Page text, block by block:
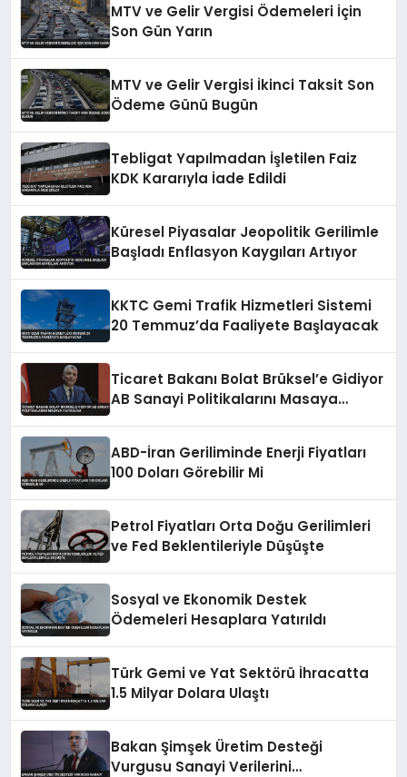
MTV ve Gelir Vergisi Ödemeleri İçin
Son Gün Yarın
MTV ve Gelir Vergisi İkinci Taksit Son
Ödeme Günü Bugün
Tebligat Yapılmadan İşletilen Faiz
KDK Kararıyla İade Edildi
Küresel Piyasalar Jeopolitik Gerilimle
Başladı Enflasyon Kaygıları Artıyor
KKTC Gemi Trafik Hizmetleri Sistemi
20 Temmuz’da Faaliyete Başlayacak
Ticaret Bakanı Bolat Brüksel’e Gidiyor
AB Sanayi Politikalarını Masaya
ABD-İran Geriliminde Enerji Fiyatları
100 Doları Görebilir Mi
Petrol Fiyatları Orta Doğu Gerilimleri
ve Fed Beklentileriyle Düşüşte
Sosyal ve Ekonomik Destek
Ödemeleri Hesaplara Yatırıldı
Türk Gemi ve Yat Sektörü İhracatta
1.5 Milyar Dolara Ulaştı
Bakan Şimşek Üretim Desteği
Vurgusu Sanayi Verilerini